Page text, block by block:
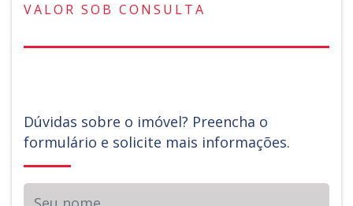
VALOR SOB CONSULTA
Dúvidas sobre o imóvel? Preencha o
formulário e solicite mais informações.